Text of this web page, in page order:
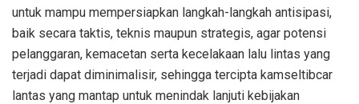
untuk mampu mempersiapkan langkah-langkah antisipasi,
baik secara taktis, teknis maupun strategis, agar potensi
pelanggaran, kemacetan serta kecelakaan lalu lintas yang
terjadi dapat diminimalisir, sehingga tercipta kamseltibcar
lantas yang mantap untuk menindak lanjuti kebijakan